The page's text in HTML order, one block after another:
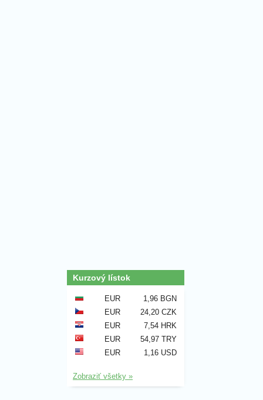
Kurzový lístok
EUR
1,96 BGN
EUR
24,20 CZK
EUR
7,54 HRK
EUR
54,97 TRY
EUR
1,16 USD
Zobraziť všetky »